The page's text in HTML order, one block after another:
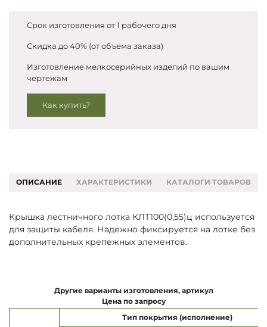
Срок изготовления от 1 рабочего дня
Скидка до 40% (от объема заказа)
Изготовление мелкосерийных изделий по вашим
чертежам
Как купить?
ОПИСАНИЕ ХАРАКТЕРИСТИКИ КАТАЛОГИ ТОВАРОВ
Крышка лестничного лотка КЛТ100(0,55)ц используется
для защиты кабеля. Надежно фиксируется на лотке без
дополнительных крепежных элементов.
Другие варианты изготовления, артикул
Цена по запросу
Тип покрытия (исполнение)